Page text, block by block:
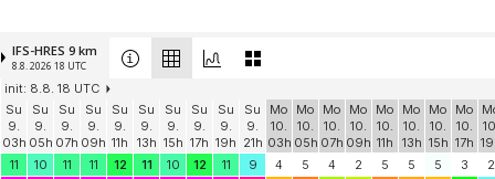
IFS-HRES 9 km
8.8. 2026 18 UTC
init: 8.8. 18 UTC
Su
9.
03h
Su
9.
05h
Su
9.
07h
Su
9.
09h
Su
9.
11h
Su
9.
13h
Su
9.
15h
Su
9.
17h
Su
9.
19h
Su
9.
21h
Mo
10.
03h
Mo
10.
05h
Mo
10.
07h
Mo
10.
09h
Mo
10.
11h
Mo
10.
13h
Mo
10.
15h
Mo
10.
17h
11
10 11 11 12 11 10 12 11 9 4 5 4 2 5 5 5 3
2